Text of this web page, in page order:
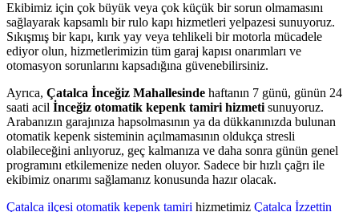
Ekibimiz için çok büyük veya çok küçük bir sorun olmamasını
sağlayarak kapsamlı bir rulo kapı hizmetleri yelpazesi sunuyoruz.
Sıkışmış bir kapı, kırık yay veya tehlikeli bir motorla mücadele
ediyor olun, hizmetlerimizin tüm garaj kapısı onarımları ve
otomasyon sorunlarını kapsadığına güvenebilirsiniz.
Ayrıca, Çatalca İnceğiz Mahallesinde haftanın 7 günü, günün 24
saati acil İnceğiz otomatik kepenk tamiri hizmeti sunuyoruz.
Arabanızın garajınıza hapsolmasının ya da dükkanınızda bulunan
otomatik kepenk sisteminin açılmamasının oldukça stresli
olabileceğini anlıyoruz, geç kalmanıza ve daha sonra günün genel
programını etkilemenize neden oluyor. Sadece bir hızlı çağrı ile
ekibimiz onarımı sağlamanız konusunda hazır olacak.
Çatalca ilçesi otomatik kepenk tamiri hizmetimiz Çatalca İzzettin